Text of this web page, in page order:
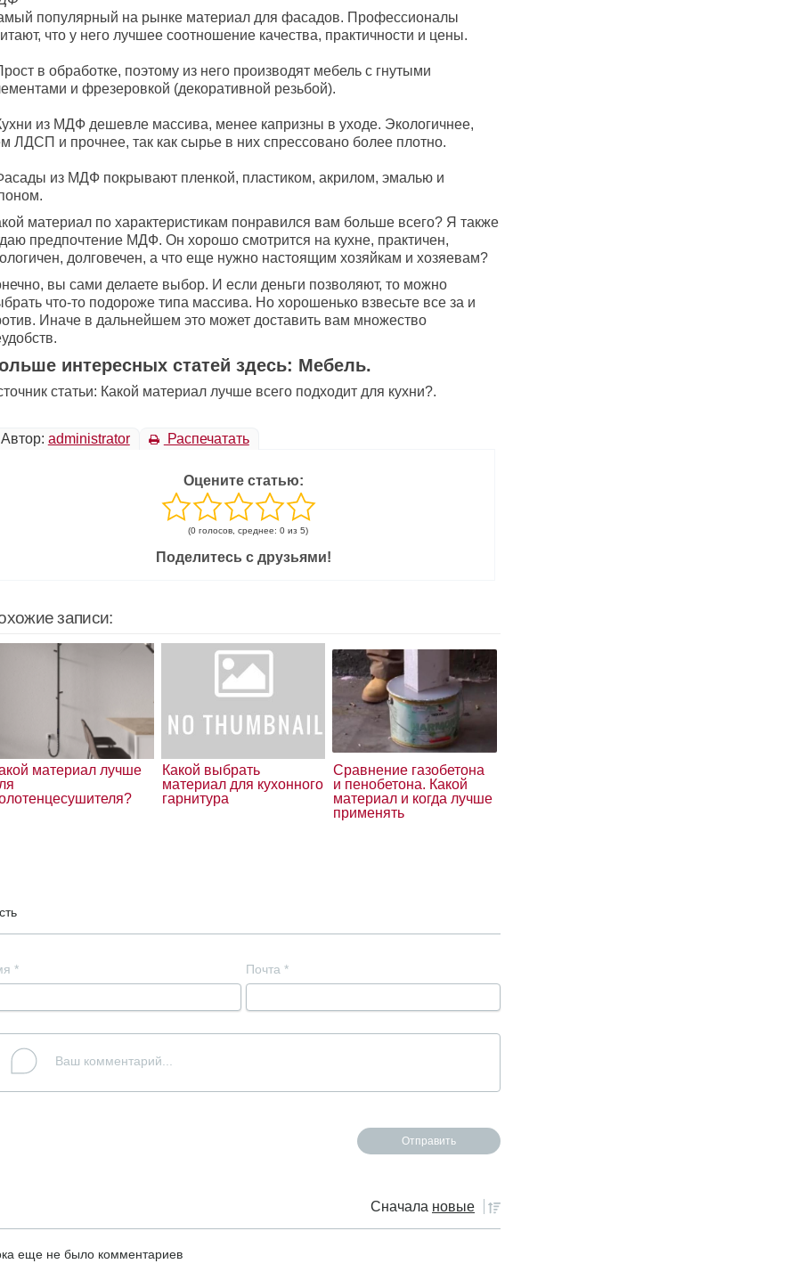
популярный на рынке материал для фасадов. Профессионалы
что у него лучшее соотношение качества, практичности и цены.
в обработке, поэтому из него производят мебель с гнутыми
и фрезеровкой (декоративной резьбой).
из МДФ дешевле массива, менее капризны в уходе. Экологичнее,
ЛДСП и прочнее, так как сырье в них спрессовано более плотно.
из МДФ покрывают пленкой, пластиком, акрилом, эмалью и
материал по характеристикам понравился вам больше всего? Я также
предпочтение МДФ. Он хорошо смотрится на кухне, практичен,
долговечен, а что еще нужно настоящим хозяйкам и хозяевам?
вы сами делаете выбор. И если деньги позволяют, то можно
что-то подороже типа массива. Но хорошенько взвесьте все за и
Иначе в дальнейшем это может доставить вам множество
интересных статей здесь: Мебель.
статьи: Какой материал лучше всего подходит для кухни?.
Автор: administrator Распечатать
Оцените статью:
(0 голосов, среднее: 0 из 5)
Поделитесь с друзьями!
записи:
материал лучше
Какой выбрать
материал для кухонного
гарнитура
Сравнение газобетона
и пенобетона. Какой
материал и когда лучше
применять
* Почта *
Сначала новые
еще не было комментариев